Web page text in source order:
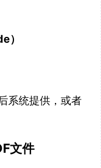
）
系统提供，或者
文件